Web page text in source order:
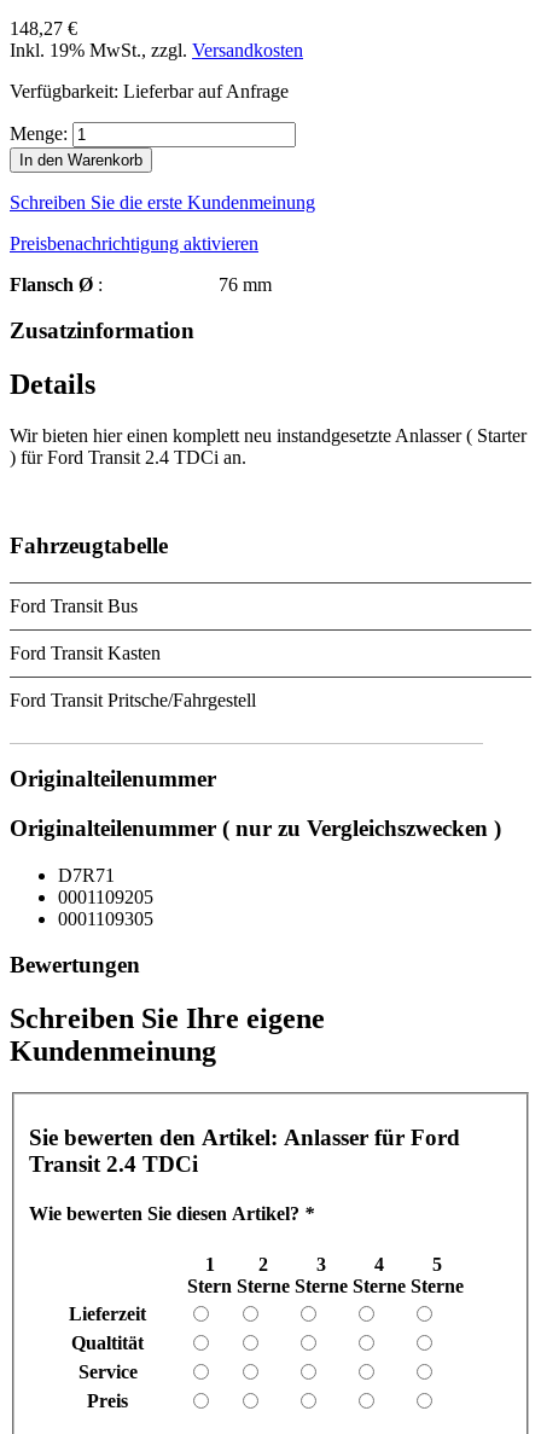
148,27 €
Inkl. 19% MwSt., zzgl. Versandkosten
Verfügbarkeit: Lieferbar auf Anfrage
Menge:
In den Warenkorb
Schreiben Sie die erste Kundenmeinung
Preisbenachrichtigung aktivieren
Flansch Ø : 76 mm
Zusatzinformation
Details
Wir bieten hier einen komplett neu instandgesetzte Anlasser ( Starter
) für Ford Transit 2.4 TDCi an.
Fahrzeugtabelle
Ford Transit Bus
Ford Transit Kasten
Ford Transit Pritsche/Fahrgestell
Originalteilenummer
Originalteilenummer ( nur zu Vergleichszwecken )
D7R71
0001109205
0001109305
Bewertungen
Schreiben Sie Ihre eigene
Kundenmeinung
Sie bewerten den Artikel: Anlasser für Ford
Transit 2.4 TDCi
Wie bewerten Sie diesen Artikel? *
1
Stern
2
Sterne
3
Sterne
4
Sterne
5
Sterne
Lieferzeit
Qualtität
Service
Preis